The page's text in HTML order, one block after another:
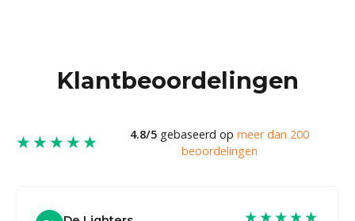
Klantbeoordelingen
★★★★★ 4.8/5gebaseerd op meer dan 200
beoordelingen
★★★★★